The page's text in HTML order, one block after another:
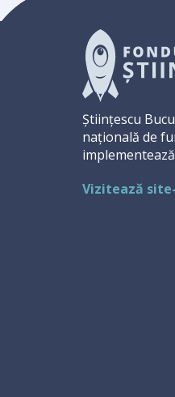
Științescu
națională de
Vizitează